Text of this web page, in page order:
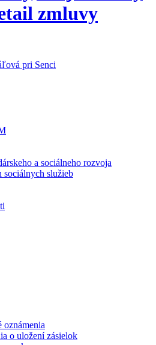
zmluvy
a sociálneho rozvoja
služieb
oznámenia
o uložení zásielok